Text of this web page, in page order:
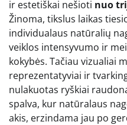
ir estetiškai nešioti nuo
Žinoma, tikslus laikas
individualaus natūralių
veiklos intensyvumo ir
kokybės. Tačiau vizualiai
reprezentatyviai ir
nulakuotas ryškiai
spalva, kur natūralaus
akis, erzindama jau po